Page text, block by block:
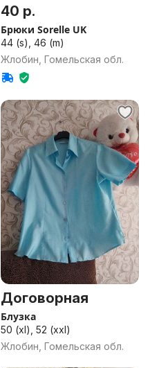
40 р.
Брюки Sorelle UK
44 (s), 46 (m)
Жлобин, Гомельская обл.
Договорная
Блузка
50 (xl), 52 (xxl)
Жлобин, Гомельская обл.